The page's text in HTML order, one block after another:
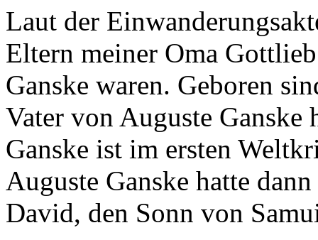
Laut der
Eltern meiner Oma
Ganske waren. Geboren
Vater von Auguste
Ganske ist im ersten
Auguste Ganske hatte
David, den Sonn von